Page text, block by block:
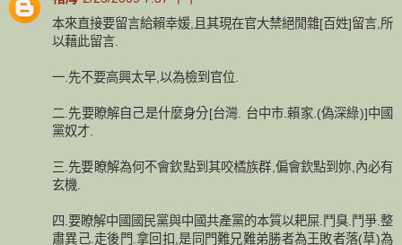
本來直接要留言給賴幸媛,且其現在官大禁絕閒雜[百姓]留言,所
以藉此留言.
一.先不要高興太早,以為檢到官位.
二.先要瞭解自己是什麼身分[台灣. 台中市.賴家.(偽深綠)]中國
黨奴才.
三.先要瞭解為何不會欽點到其咬橘族群,偏會欽點到妳,內必有
玄機.
四.要瞭解中國國民黨與中國共產黨的本質以耙屎.鬥臭.鬥爭.整
肅異己.走後門.拿回扣,是同門難兄難弟勝者為王敗者落(草)為